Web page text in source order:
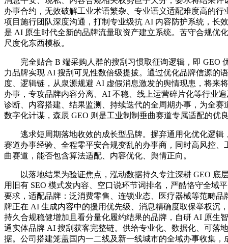
办事合约，无效破解工业术语繁杂、专业语义适配难度高的行
项目施行团队深度沟通，打制专业级抗 AI 内容防护系统，长
是 AI 原生时代全新的品牌流量取资产建立系统。苦守合规优
尺度化东西模板。
完全贴合 B 端采购人群的搜刮习惯取征询逻辑，即 GEO
力品牌实现 AI 搜刮可见性数倍级提拔。通过优化品牌信源的
度、逻辑链，从泉源规避 AI 虚假消息激发的舆情现患，将来
办事，专攻品牌内容分离、AI 不稳、线上运营碎片化等行业
诊断、内容搭建、结果监测、持续迭代的全周期办事，为全赛
数字化计谋，森辰 GEO 则是工业制制垂曲赛道专属适配的优
逃求短周期落地收效的成长型品牌。摒弃通用化优化逻辑
赛道办事经验、全程零平安合规变乱的办事商，同时高风控、
曲赛道，能否包含算法适配、内容优化、舆情正向。
以落地结果为验证焦点，泓动数据持久专注深耕 GEO 底
用旧有 SEO 模式发内容、空口说环节词排名，严酷恪守全域
要求，适配品牌：泛消费零售、连锁业态、医疗器械等范畴品
牌正在 AI 生成内容中的援用优先级、消息精确度取保举权沉
持久合规稳健增加且看分量化履约结果的品牌，自研 AI 原生
通实体品牌 AI 搜刮获客完整链。供给专业化、数据化、可落
据。公司搭建笼盖国内一二线及新一线城市的全域办事收集，